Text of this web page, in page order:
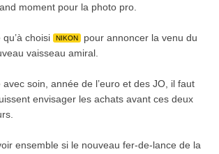
moment pour la photo pro.
choisi NIKON pour annoncer la venu du
vaisseau amiral.
soin, année de l’euro et des JO, il faut
envisager les achats avant ces deux
ensemble si le nouveau fer-de-lance de la